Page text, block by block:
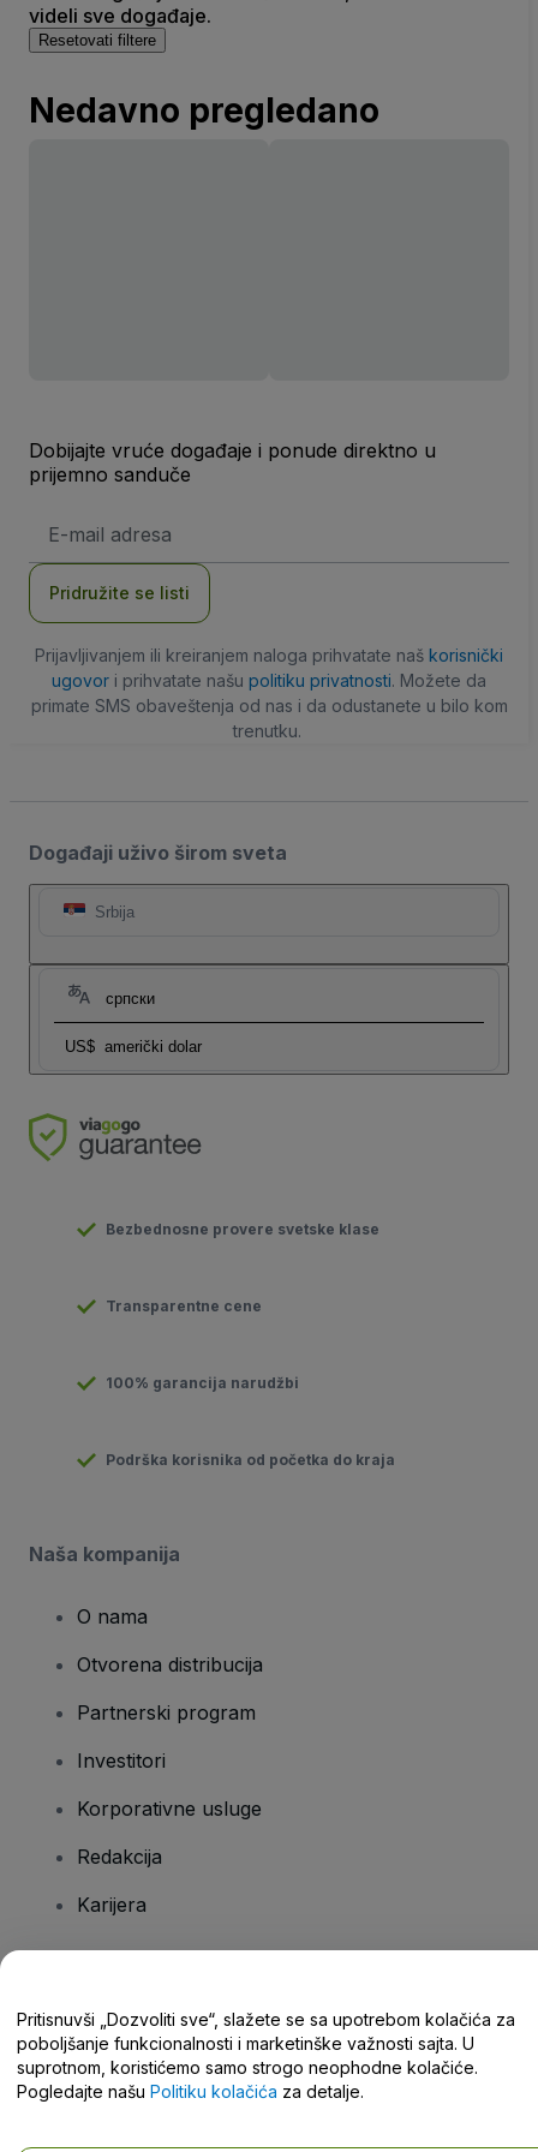
videli sve događaje.
Resetovati filtere
Nedavno pregledano
Dobijajte vruće događaje i ponude direktno u
prijemno sanduče
mail
Pridružite se listi
Prijavljivanjem ili kreiranjem naloga prihvatate naš korisnički
ugovor i prihvatate našu politiku privatnosti. Možete da
primate SMS obaveštenja od nas i da odustanete u bilo kom
trenutku.
Događaji uživo širom sveta
Srbija
српски
US$ američki dolar
Bezbednosne provere svetske klase
Transparentne cene
100% garancija narudžbi
Podrška korisnika od početka do kraja
Naša kompanija
O nama
Otvorena distribucija
Partnerski program
Investitori
Korporativne usluge
Redakcija
Karijera
Centar za pomoć / Kontaktirajte nas
Pritisnuvši „Dozvoliti sve“, slažete se sa upotrebom kolačića za
poboljšanje funkcionalnosti i marketinške važnosti sajta. U
suprotnom, koristićemo samo strogo neophodne kolačiće.
Pogledajte našu Politiku kolačića za detalje.